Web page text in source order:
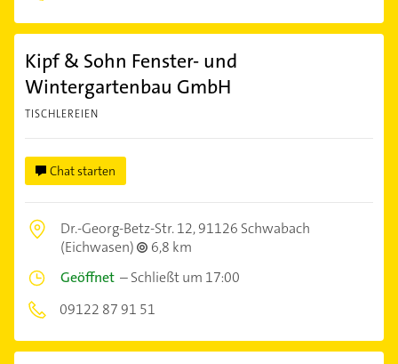
Kipf & Sohn Fenster- und
Wintergartenbau GmbH
TISCHLEREIEN
Chat starten
Dr.-Georg-Betz-Str. 12,91126 Schwabach
(Eichwasen)
6,8 km
Geöffnet –Schließt um 17:00
09122 87 91 51